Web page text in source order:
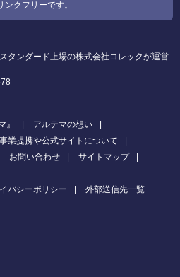
クフリーです。
タンダード上場の株式会社コレックが運営
』
アルテマの想い
事業提携や公式サイトについて
お問い合わせ
サイトマップ
バシーポリシー 外部送信先一覧